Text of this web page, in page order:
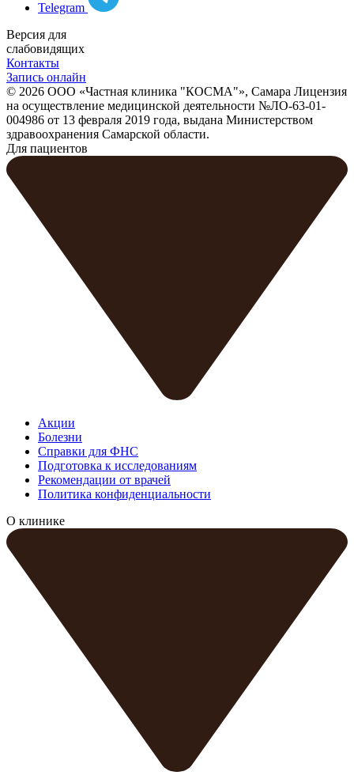
Telegram
Версия для
слабовидящих
Контакты
Запись онлайн
© 2026 ООО «Частная клиника "КОСМА"», Самара Лицензия
на осуществление медицинской деятельности №ЛО-63-01-
004986 от 13 февраля 2019 года, выдана Министерством
здравоохранения Самарской области.
Для пациентов
Акции
Болезни
Справки для ФНС
Подготовка к исследованиям
Рекомендации от врачей
Политика конфиденциальности
О клинике